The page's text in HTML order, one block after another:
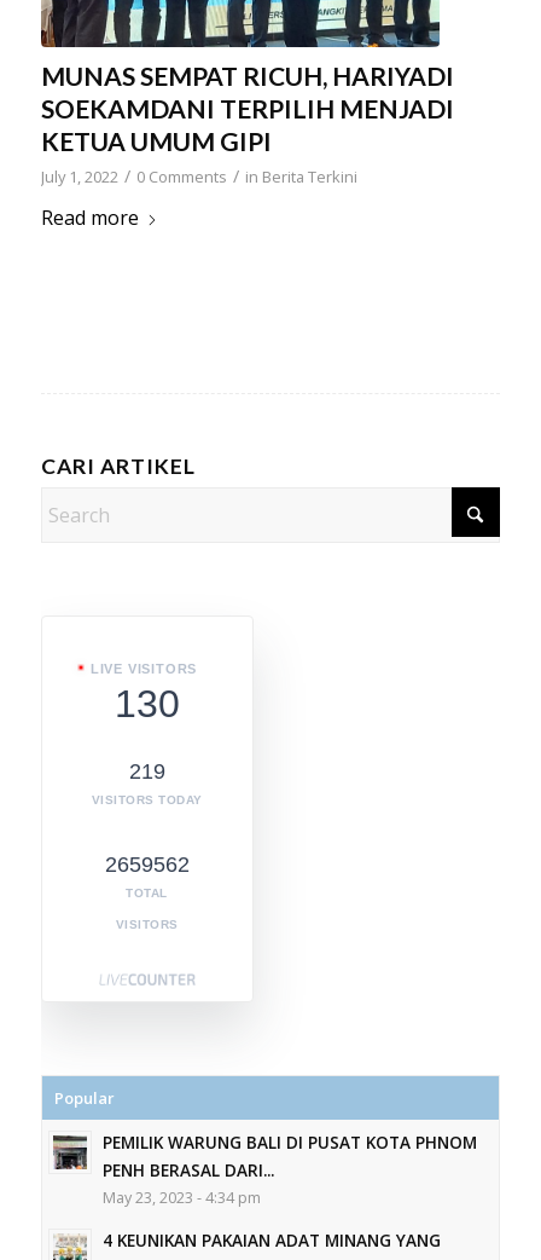
MUNAS SEMPAT RICUH, HARIYADI
SOEKAMDANI TERPILIH MENJADI
KETUA UMUM GIPI
July 1, 2022 / 0 Comments / in Berita Terkini
Read more
CARI ARTIKEL
LIVE VISITORS
130
219
VISITORS TODAY
2659562
TOTAL
VISITORS
Popular
PEMILIK WARUNG BALI DI PUSAT KOTA PHNOM
PENH BERASAL DARI...
May 23, 2023 - 4:34 pm
4 KEUNIKAN PAKAIAN ADAT MINANG YANG